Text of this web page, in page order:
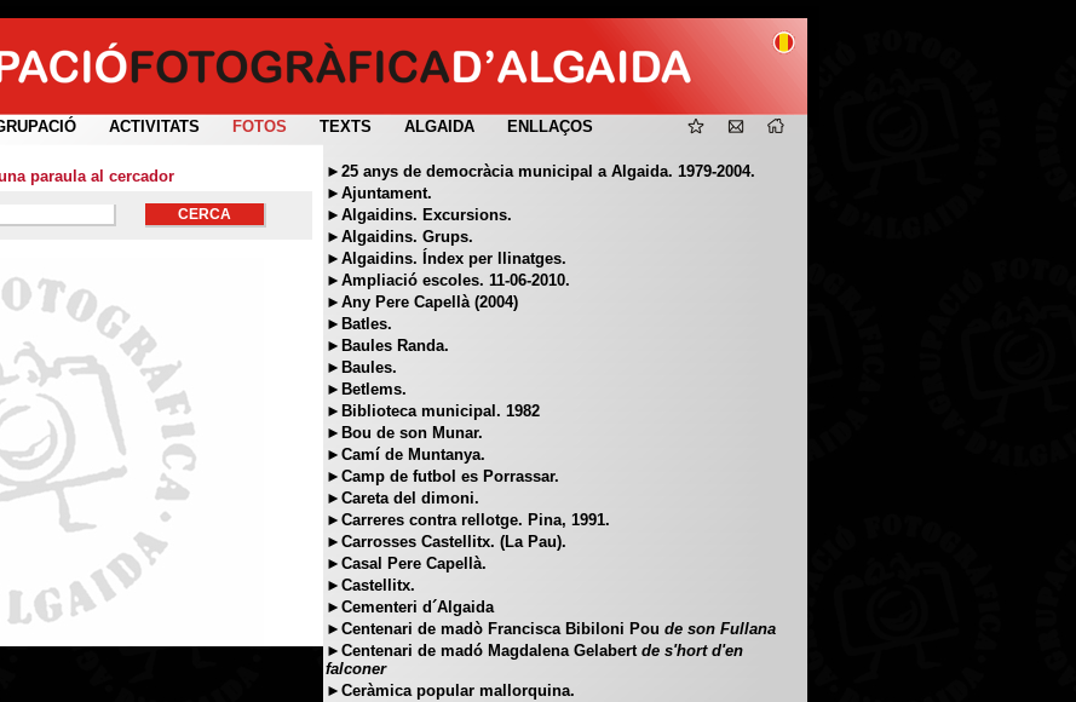
►25 anys de democràcia municipal a Algaida. 1979-2004.
►Ajuntament.
►Algaidins. Excursions.
►Algaidins. Grups.
►Algaidins. Índex per llinatges.
►Ampliació escoles. 11-06-2010.
►Any Pere Capellà (2004)
►Batles.
►Baules Randa.
►Baules.
►Betlems.
►Biblioteca municipal. 1982
►Bou de son Munar.
►Camí de Muntanya.
►Camp de futbol es Porrassar.
►Careta del dimoni.
►Carreres contra rellotge. Pina, 1991.
►Carrosses Castellitx. (La Pau).
►Casal Pere Capellà.
►Castellitx.
►Cementeri d´Algaida
►Centenari de madò Francisca Bibiloni Pou de son Fullana
►Centenari de madó Magdalena Gelabert de s'hort d'en
falconer
►Ceràmica popular mallorquina.
paraula al cercador
ACTIVITATS FOTOS TEXTS ALGAIDA ENLLAÇOS